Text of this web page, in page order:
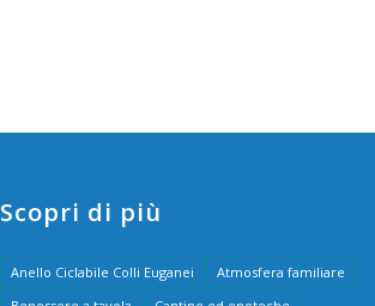
Scopri di più
Anello Ciclabile Colli Euganei
Atmosfera familiare